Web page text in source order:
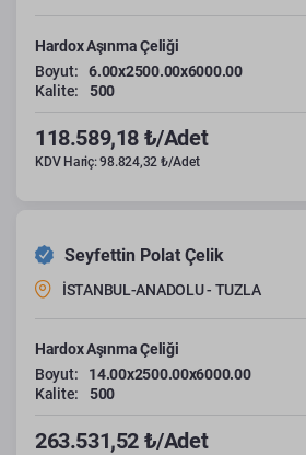
Hardox Aşınma Çeliği
Boyut:
6.00x2500.00x6000.00
Kalite:
500
118.589,18 ₺/Adet
KDV Hariç: 98.824,32 ₺/Adet
Seyfettin Polat Çelik
İSTANBUL-ANADOLU - TUZLA
Hardox Aşınma Çeliği
Boyut:
14.00x2500.00x6000.00
Kalite:
500
263.531,52 ₺/Adet